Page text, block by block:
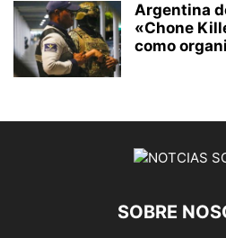
Argentina
«Chone
como
SOBRE